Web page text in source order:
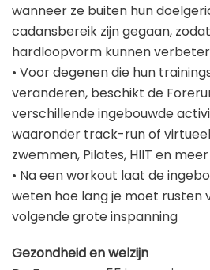
wanneer ze buiten hun
cadansbereik zijn gegaan,
hardloopvorm kunnen
• Voor degenen die hun
veranderen, beschikt de
verschillende ingebouwde
waaronder track-run of
zwemmen, Pilates, HIIT en meer
• Na een workout laat de
weten hoe lang je moet rusten
volgende grote inspanning
Gezondheid en welzijn